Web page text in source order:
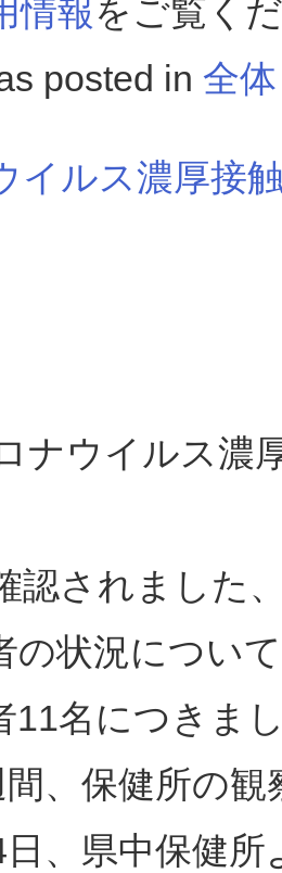
情報 をご覧く
posted in 全体
イルス濃厚接
ナウイルス濃
されました
の状況につい
名につきま
、保健所の
、県中保健